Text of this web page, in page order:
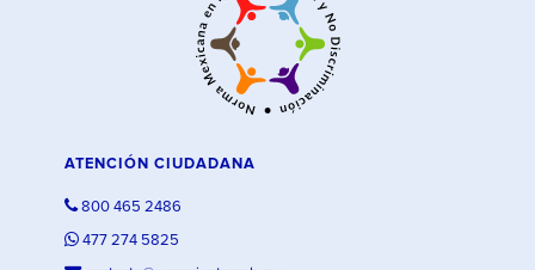
ATENCIÓN CIUDADANA
800 465 2486
477 274 5825